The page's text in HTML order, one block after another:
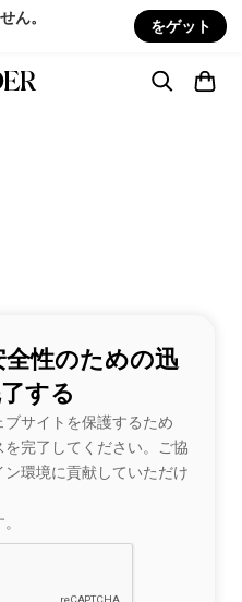
ん。 をゲット
性のための迅
する
サイトを保護するため
完了してください。ご協
環境に貢献していただけ